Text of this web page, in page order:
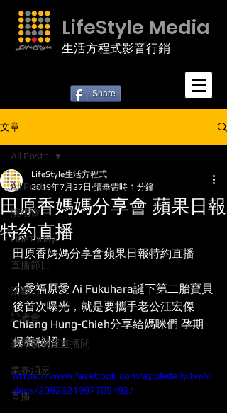
LifeStyle Media
生活方程式影音行銷
Share
文章
All Posts
演唱會
LineToday
直播節目
活動
記者會
碧潭玻璃屋直播間
業界消息
直播
All Posts
田原香媽媽分享會 蘋果日報
特約直播
LifeStyle生活方程式
2019年7月27日 讀畢需時 1 分鐘
田原香媽媽分享會蘋果日報特約直播
小愛福原愛 Ai Fukuhara誕下第二胎寶貝
後首次曝光，就是要攜手老公江宏傑
Chiang Hung-Chieh分享給媽咪們 孕期
保養秘招！
https://www.facebook.com/appledaily.tw/vi
deos/2092621997705492/